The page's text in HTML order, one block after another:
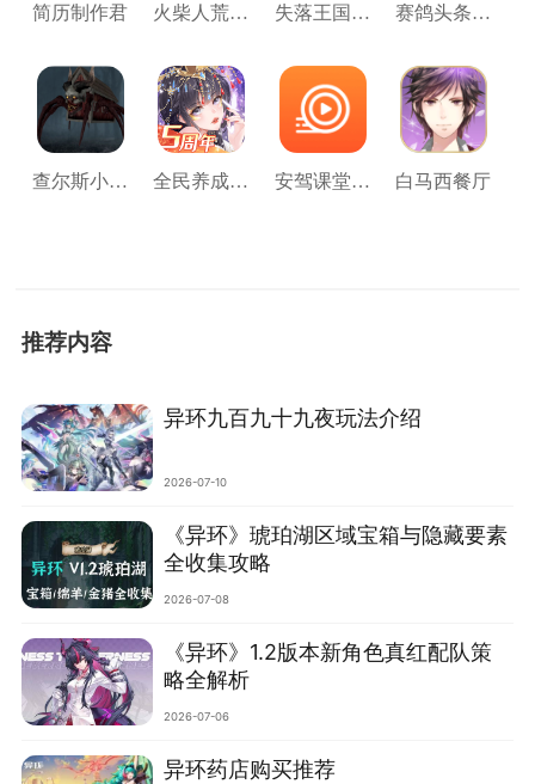
简历制作君 火柴人荒岛大逃亡 失落王国的奇幻宝石 赛鸽头条公棚商家版
查尔斯小火车怪物 全民养成之女皇陛下(qq版) 安驾课堂 v3.1.5 白马西餐厅
推荐内容
异环九百九十九夜玩法介绍
2026-07-10
‌《异环》琥珀湖区域宝箱与隐藏要素
全收集攻略‌
2026-07-08
《异环》1.2版本新角色真红配队策
略全解析
2026-07-06
异环药店购买推荐